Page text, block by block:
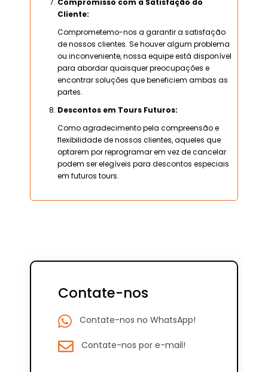
Cliente:
Comprometemo-nos a garantir a satisfação
de nossos clientes. Se houver algum problema
ou inconveniente, nossa equipe está disponível
para abordar quaisquer preocupações e
encontrar soluções que beneficiem ambas as
partes.
Descontos em Tours Futuros:
Como agradecimento pela compreensão e
flexibilidade de nossos clientes, aqueles que
optarem por reprogramar em vez de cancelar
podem ser elegíveis para descontos especiais
em futuros tours.
Contate-nos
Contate-nos no WhatsApp!
Contate-nos por e-mail!